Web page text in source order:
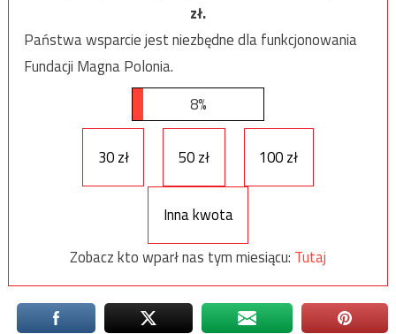
zł.
Państwa wsparcie jest niezbędne dla funkcjonowania
Fundacji Magna Polonia.
8%
30 zł 50 zł 100 zł
Inna kwota
Zobacz kto wparł nas tym miesiącu: Tutaj